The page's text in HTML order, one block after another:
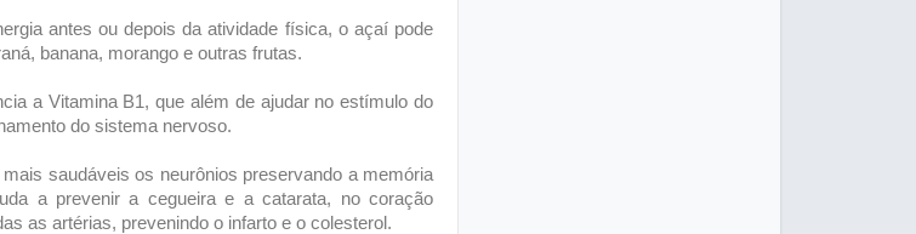
antes ou depois da atividade física, o açaí pode
banana, morango e outras frutas.
a Vitamina B1, que além de ajudar no estímulo do
do sistema nervoso.
saudáveis os neurônios preservando a memória
a prevenir a cegueira e a catarata, no coração
as artérias, prevenindo o infarto e o colesterol.